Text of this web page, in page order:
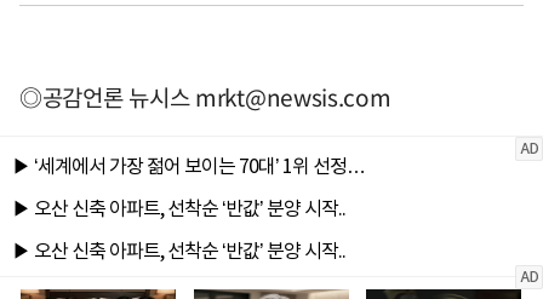
◎공감언론 뉴시스mrkt@newsis.com